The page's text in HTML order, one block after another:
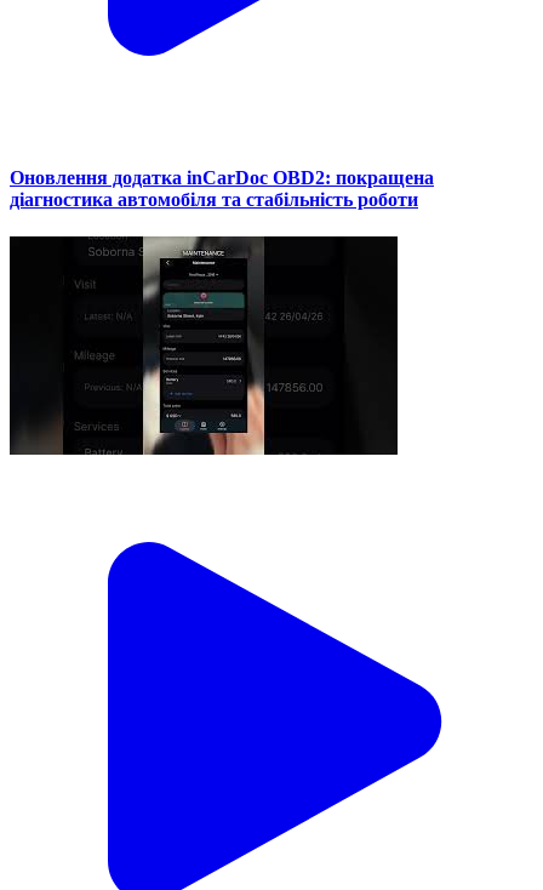
Оновлення додатка inCarDoc OBD2: покращена
діагностика автомобіля та стабільність роботи